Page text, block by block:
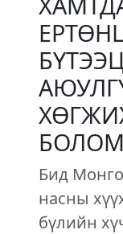
Бид
насны
бүлийн